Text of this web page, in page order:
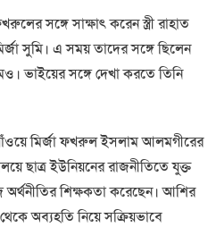
সঙ্গে সাক্ষাৎ করেন স্ত্রী রাহাত
সুমি। এ সময় তাদের সঙ্গে ছিলেন
ভাইয়ের সঙ্গে দেখা করতে তিনি
মির্জা ফখরুল ইসলাম আলমগীরের
ছাত্র ইউনিয়নের রাজনীতিতে যুক্ত
শিক্ষকতা করেছেন। আশির
অব্যহতি নিয়ে সক্রিয়ভাবে